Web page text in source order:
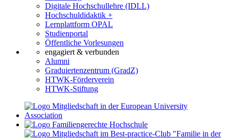
Digitale Hochschullehre (IDLL)
Hochschuldidaktik +
Lernplattform OPAL
Studienportal
Öffentliche Vorlesungen
engagiert & verbunden
Alumni
Graduiertenzentrum (GradZ)
HTWK-Förderverein
HTWK-Stiftung